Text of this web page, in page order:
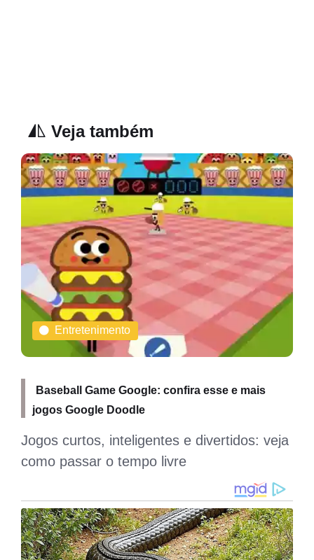
Veja também
Entretenimento
Baseball Game Google: confira esse e mais
jogos Google Doodle
Jogos curtos, inteligentes e divertidos: veja
como passar o tempo livre